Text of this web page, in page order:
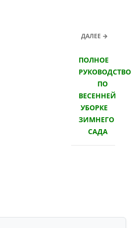
ДАЛЕЕ →
ПОЛНОЕ
РУКОВОДСТВО
ПО
ВЕСЕННЕЙ
УБОРКЕ
ЗИМНЕГО
САДА